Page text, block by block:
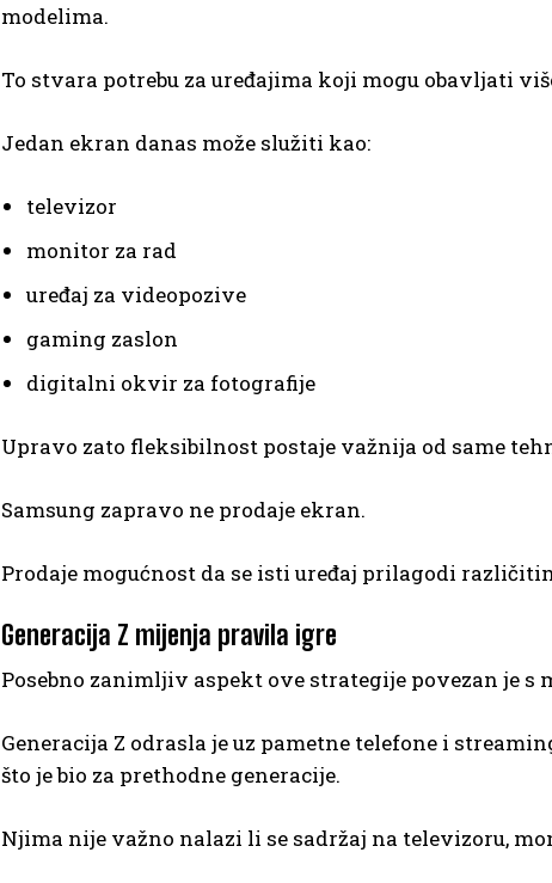
modelima.
To stvara potrebu za uređajima koji mogu obavljati
Jedan ekran danas može služiti kao:
televizor
monitor za rad
uređaj za videopozive
gaming zaslon
digitalni okvir za fotografije
Upravo zato fleksibilnost postaje važnija od same
Samsung zapravo ne prodaje ekran.
Prodaje mogućnost da se isti uređaj prilagodi
Generacija Z mijenja pravila igre
Posebno zanimljiv aspekt ove strategije povezan je
Generacija Z odrasla je uz pametne telefone i
što je bio za prethodne generacije.
Njima nije važno nalazi li se sadržaj na televizoru,